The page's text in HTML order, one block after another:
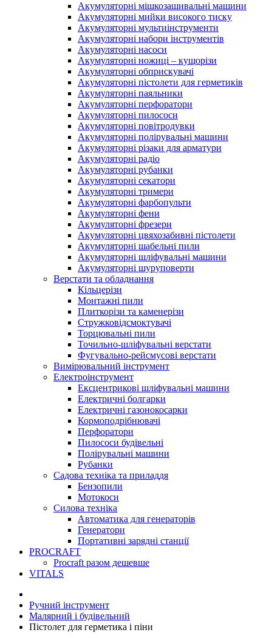
Акумуляторні мішкозашивальні машини
Акумуляторні мийки високого тиску
Акумуляторні мультиінструменти
Акумуляторні набори інструментів
Акумуляторні насоси
Акумуляторні ножиці – кущорізи
Акумуляторні обприскувачі
Акумуляторні пістолети для герметиків
Акумуляторні паяльники
Акумуляторні перфоратори
Акумуляторні пилососи
Акумуляторні повітродувки
Акумуляторні полірувальні машини
Акумуляторні різаки для арматури
Акумуляторні радіо
Акумуляторні рубанки
Акумуляторні секатори
Акумуляторні тримери
Акумуляторні фарбопульти
Акумуляторні фени
Акумуляторні фрезери
Акумуляторні цвяхозабивні пістолети
Акумуляторні шабельні пили
Акумуляторні шліфувальні машини
Акумуляторні шуруповерти
Верстати та обладнання
Кільцерізи
Монтажні пили
Плиткорізи та каменерізи
Стружковідсмоктувачі
Торцювальні пили
Точильно-шліфувальні верстати
Фугувально-рейсмусові верстати
Вимірювальний інструмент
Електроінструмент
Ексцентрикові шліфувальні машини
Електричні болгарки
Електричні газонокосарки
Кормоподрібнювачі
Перфоратори
Пилососи будівельні
Полірувальні машини
Рубанки
Садова техніка та приладдя
Бензопили
Мотокоси
Силова техніка
Автоматика для генераторів
Генератори
Портативні зарядні станції
PROCRAFT
Procraft разом дешевше
VITALS
Ручний інструмент
Малярний і будівельний
Пістолет для герметика і піни